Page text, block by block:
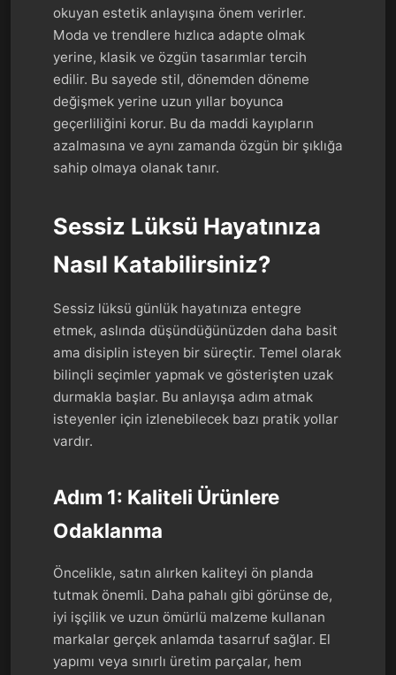
okuyan estetik anlayışına önem verirler.
Moda ve trendlere hızlıca adapte olmak
yerine, klasik ve özgün tasarımlar tercih
edilir. Bu sayede stil, dönemden döneme
değişmek yerine uzun yıllar boyunca
geçerliliğini korur. Bu da maddi kayıpların
azalmasına ve aynı zamanda özgün bir şıklığa
sahip olmaya olanak tanır.
Sessiz Lüksü Hayatınıza
Nasıl Katabilirsiniz?
Sessiz lüksü günlük hayatınıza entegre
etmek, aslında düşündüğünüzden daha basit
ama disiplin isteyen bir süreçtir. Temel olarak
bilinçli seçimler yapmak ve gösterişten uzak
durmakla başlar. Bu anlayışa adım atmak
isteyenler için izlenebilecek bazı pratik yollar
vardır.
Adım 1: Kaliteli Ürünlere
Odaklanma
Öncelikle, satın alırken kaliteyi ön planda
tutmak önemli. Daha pahalı gibi görünse de,
iyi işçilik ve uzun ömürlü malzeme kullanan
markalar gerçek anlamda tasarruf sağlar. El
yapımı veya sınırlı üretim parçalar, hem